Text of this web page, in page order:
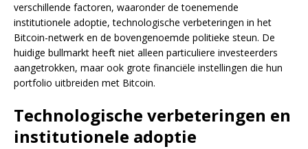
verschillende factoren, waaronder de toenemende
institutionele adoptie, technologische verbeteringen in het
Bitcoin-netwerk en de bovengenoemde politieke steun. De
huidige bullmarkt heeft niet alleen particuliere investeerders
aangetrokken, maar ook grote financiële instellingen die hun
portfolio uitbreiden met Bitcoin.
Technologische verbeteringen en
institutionele adoptie